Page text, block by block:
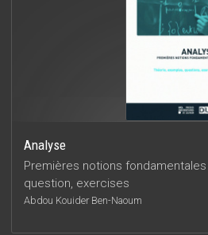
Analyse
Premières notions
question, exercises
Abdou Kouider Ben-Naoum